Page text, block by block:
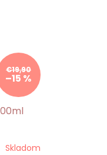
€19,90
–15 %
Skladom